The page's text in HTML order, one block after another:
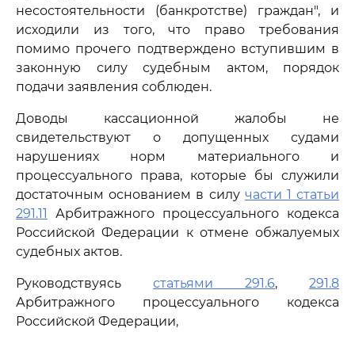
несостоятельности (банкротстве) граждан", и
исходили из того, что право требования
помимо прочего подтверждено вступившим в
законную силу судебным актом, порядок
подачи заявления соблюден.
Доводы кассационной жалобы не
свидетельствуют о допущенных судами
нарушениях норм материального и
процессуального права, которые бы служили
достаточным основанием в силу части 1 статьи
291.11
Арбитражного процессуального кодекса
Российской Федерации к отмене обжалуемых
судебных актов.
Руководствуясь статьями 291.6, 291.8
Арбитражного процессуального кодекса
Российской Федерации,